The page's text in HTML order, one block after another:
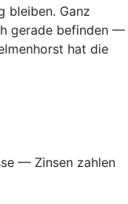
bleiben. Ganz
gerade befinden —
hat die
— Zinsen zahlen